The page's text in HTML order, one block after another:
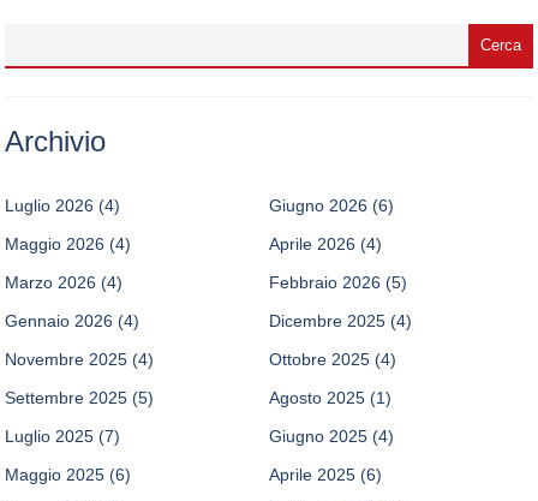
Archivio
Luglio 2026 (4) Giugno 2026 (6)
Maggio 2026 (4) Aprile 2026 (4)
Marzo 2026 (4) Febbraio 2026 (5)
Gennaio 2026 (4) Dicembre 2025 (4)
Novembre 2025 (4) Ottobre 2025 (4)
Settembre 2025 (5) Agosto 2025 (1)
Luglio 2025 (7) Giugno 2025 (4)
Maggio 2025 (6) Aprile 2025 (6)